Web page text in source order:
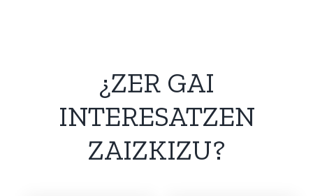
¿ZER GAI
INTERESATZEN
ZAIZKIZU?